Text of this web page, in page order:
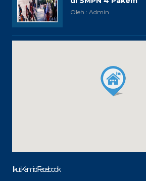
Oleh : Admin
Ikuti Kami di Facebook